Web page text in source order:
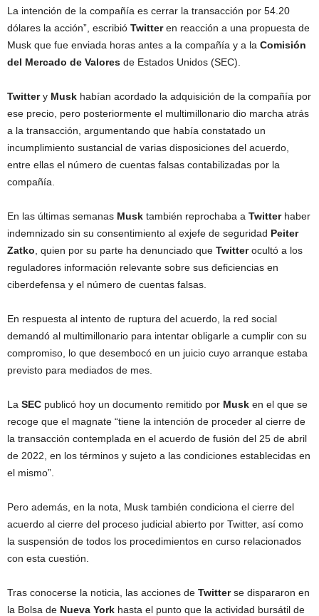
La intención de la compañía es cerrar la transacción por 54.20
dólares la acción”, escribió Twitteren reacción a una propuesta de
Musk que fue enviada horas antes a la compañía y a la Comisión
del Mercado de Valores de Estados Unidos (SEC).
Twittery Musk habían acordado la adquisición de la compañía por
ese precio, pero posteriormente el multimillonario dio marcha atrás
a la transacción, argumentando que había constatado un
incumplimiento sustancial de varias disposiciones del acuerdo,
entre ellas el número de cuentas falsas contabilizadas por la
compañía.
En las últimas semanas Musk también reprochaba a Twitterhaber
indemnizado sin su consentimiento al exjefe de seguridad Peiter
Zatko , quien por su parte ha denunciado que Twitterocultó a los
reguladores información relevante sobre sus deficiencias en
ciberdefensa y el número de cuentas falsas.
En respuesta al intento de ruptura del acuerdo, la red social
demandó al multimillonario para intentar obligarle a cumplir con su
compromiso, lo que desembocó en un juicio cuyo arranque estaba
previsto para mediados de mes.
La SEC publicó hoy un documento remitido por Musk en el que se
recoge que el magnate “tiene la intención de proceder al cierre de
la transacción contemplada en el acuerdo de fusión del 25 de abril
de 2022, en los términos y sujeto a las condiciones establecidas en
el mismo”.
Pero además, en la nota, Musk también condiciona el cierre del
acuerdo al cierre del proceso judicial abierto por Twitter, así como
la suspensión de todos los procedimientos en curso relacionados
con esta cuestión.
Tras conocerse la noticia, las acciones de Twitterse dispararon en
la Bolsa de Nueva York hasta el punto que la actividad bursátil de